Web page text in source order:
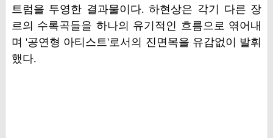
트럼을 투영한 결과물이다. 하현상은 각기 다른 장
르의 수록곡들을 하나의 유기적인 흐름으로 엮어내
며 '공연형 아티스트'로서의 진면목을 유감없이 발휘
했다.